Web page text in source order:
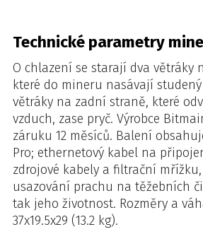
Technické parametry
O chlazení se starají dva větráky
které do mineru nasávají
větráky na zadní straně, které
vzduch, zase pryč. Výrobce
záruku 12 měsíců. Balení
Pro; ethernetový kabel na
zdrojové kabely a filtrační
usazování prachu na těžebních
tak jeho životnost. Rozměry a
37x19.5x29 (13.2 kg).